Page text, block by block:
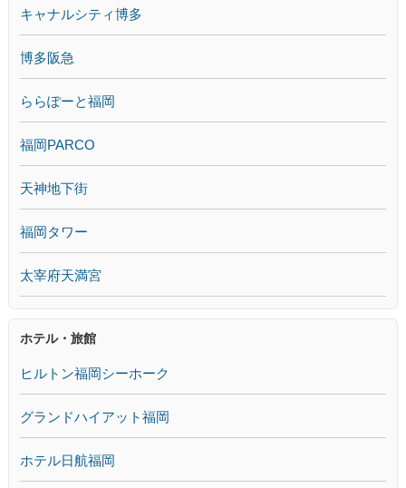
キャナルシティ博多
博多阪急
ららぽーと福岡
福岡PARCO
天神地下街
福岡タワー
太宰府天満宮
ホテル・旅館
ヒルトン福岡シーホーク
グランドハイアット福岡
ホテル日航福岡